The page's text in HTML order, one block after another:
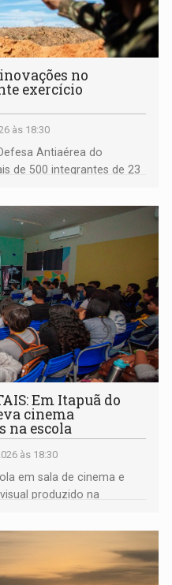
no
exercício
às 18:30
Antiaérea do
de 500 integrantes de 23
Em Itapuã do
cinema
na escola
às 18:30
em sala de cinema e
produzido na